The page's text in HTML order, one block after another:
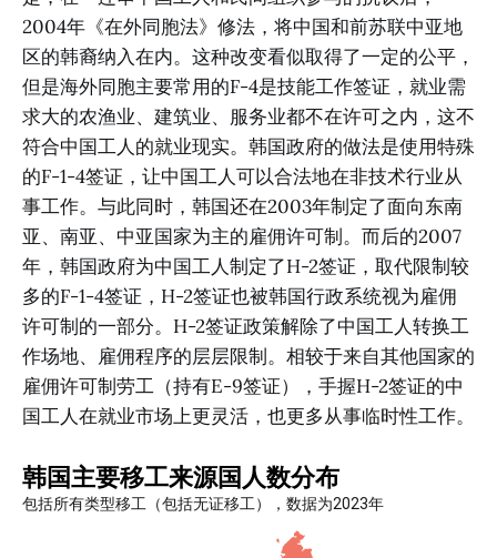
2004年《在外同胞法》修法，将中国和前苏联中亚地
区的韩裔纳入在内。这种改变看似取得了一定的公平，
但是海外同胞主要常用的F-4是技能工作签证，就业需
求大的农渔业、建筑业、服务业都不在许可之内，这不
符合中国工人的就业现实。韩国政府的做法是使用特殊
的F-1-4签证，让中国工人可以合法地在非技术行业从
事工作。与此同时，韩国还在2003年制定了面向东南
亚、南亚、中亚国家为主的雇佣许可制。而后的2007
年，韩国政府为中国工人制定了H-2签证，取代限制较
多的F-1-4签证，H-2签证也被韩国行政系统视为雇佣
许可制的一部分。H-2签证政策解除了中国工人转换工
作场地、雇佣程序的层层限制。相较于来自其他国家的
雇佣许可制劳工（持有E-9签证），手握H-2签证的中
国工人在就业市场上更灵活，也更多从事临时性工作。